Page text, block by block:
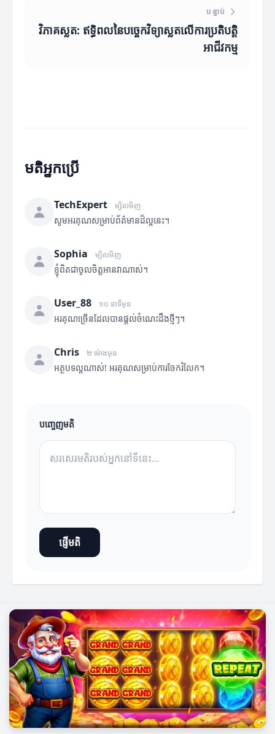
បន្ទាប់
វិភាគស្លត: ឥទ្ធិពលនៃបច្ចេកវិទ្យាស្លតលើការប្រតិបត្តិ
អាជីវកម្ម
មតិអ្នកប្រើ
TechExpert ម្សិលមិញ
សូមអរគុណសម្រាប់ព័ត៌មានដ៏ល្អនេះ។
Sophia ម្សិលមិញ
ខ្ញុំពិតជាចូលចិត្តអានវាណាស់។
User_88 ១០ នាទីមុន
អរគុណច្រើនដែលបានផ្តល់ចំណេះដឹងថ្មីៗ។
Chris ២ ម៉ោងមុន
អត្ថបទល្អណាស់! អរគុណសម្រាប់ការចែករំលែក។
បញ្ចេញមតិ
ផ្ញើមតិ